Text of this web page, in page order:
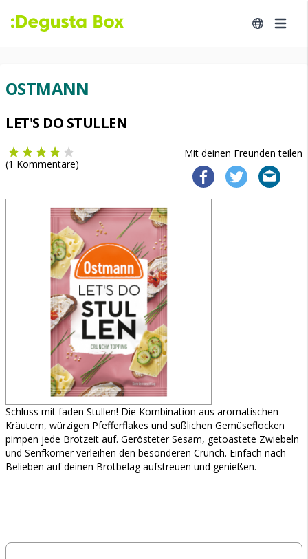
OSTMANN
LET'S DO STULLEN
Mit deinen Freunden teilen
(1 Kommentare)
Schluss mit faden Stullen! Die Kombination aus aromatischen
Kräutern, würzigen Pfefferflakes und süßlichen Gemüseflocken
pimpen jede Brotzeit auf. Gerösteter Sesam, getoastete Zwiebeln
und Senfkörner verleihen den besonderen Crunch. Einfach nach
Belieben auf deinen Brotbelag aufstreuen und genießen.